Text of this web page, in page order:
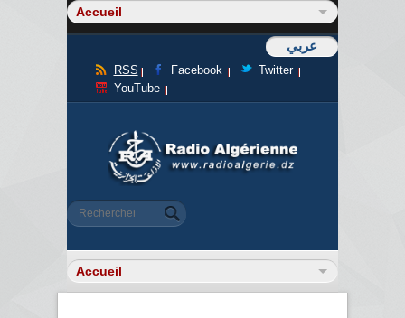
عربي
RSS Facebook
Twitter
YouTube
Formulaire de recherche
Rechercher